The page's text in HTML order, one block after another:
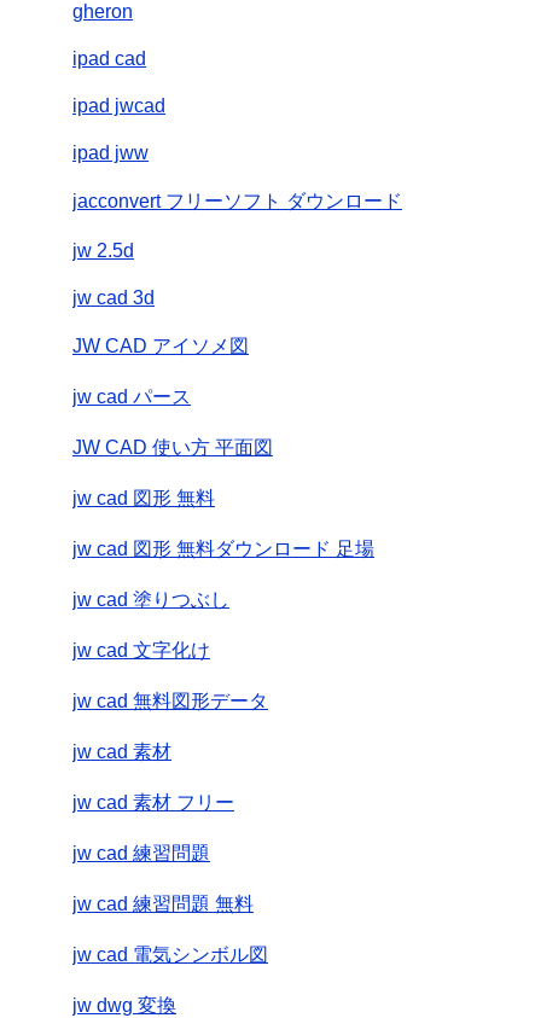
gheron
ipad cad
ipad jwcad
ipad jww
jacconvert フリーソフト ダウンロード
jw 2.5d
jw cad 3d
JW CAD アイソメ図
jw cad パース
JW CAD 使い方 平面図
jw cad 図形 無料
jw cad 図形 無料ダウンロード 足場
jw cad 塗りつぶし
jw cad 文字化け
jw cad 無料図形データ
jw cad 素材
jw cad 素材 フリー
jw cad 練習問題
jw cad 練習問題 無料
jw cad 電気シンボル図
jw dwg 変換